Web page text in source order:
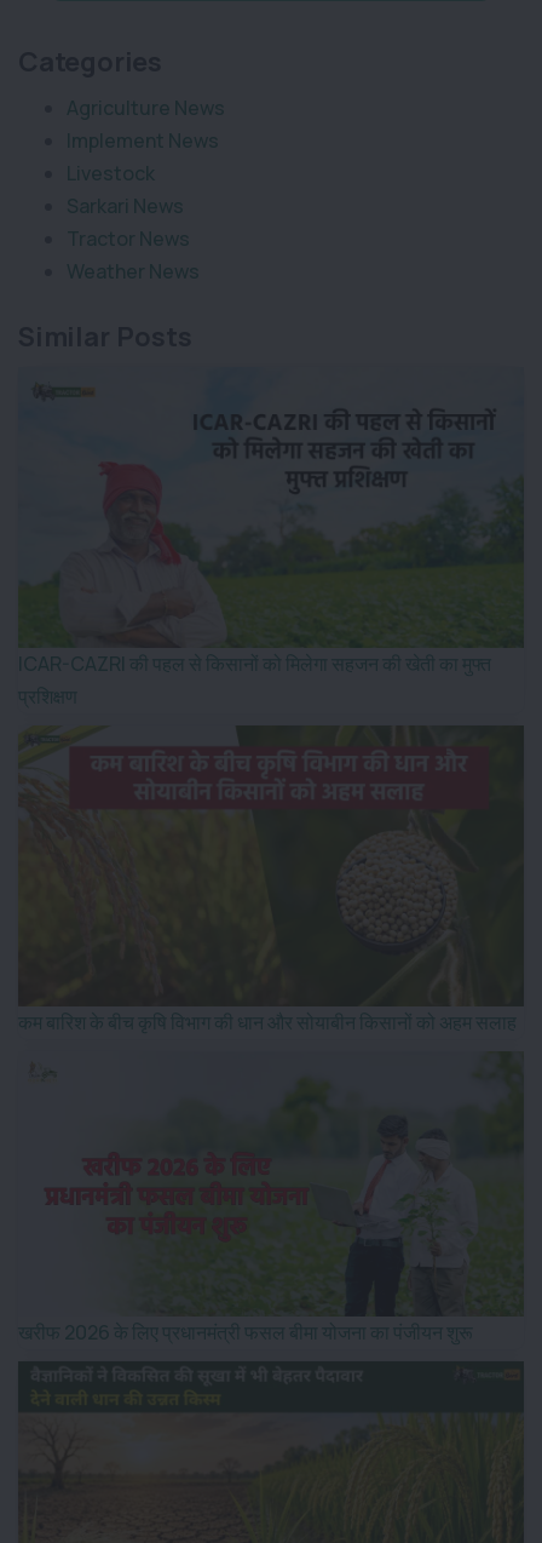
Agriculture News
Implement News
Livestock
Sarkari News
Tractor News
Weather News
ICAR-CAZRI की पहल से किसानों को मिलेगा सहजन की खेती का मुफ्त
प्रशिक्षण
कम बारिश के बीच कृषि विभाग की धान और सोयाबीन किसानों को अहम सलाह
खरीफ 2026 के लिए प्रधानमंत्री फसल बीमा योजना का पंजीयन शुरू